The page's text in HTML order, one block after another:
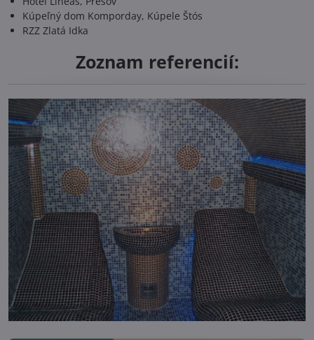
Kúpeľný dom Komporday, Kúpele Štós
RZZ Zlatá Idka
Zoznam referencií: